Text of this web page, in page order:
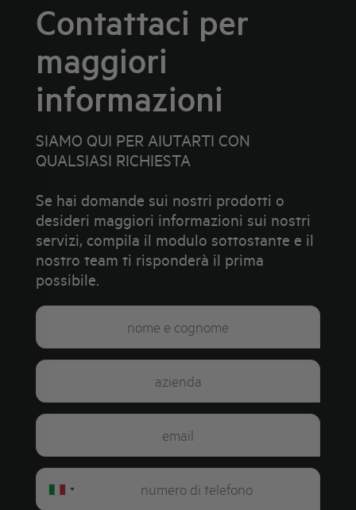
Contattaci per
maggiori
informazioni
SIAMO QUI PER AIUTARTI CON
QUALSIASI RICHIESTA
Se hai domande sui nostri prodotti o
desideri maggiori informazioni sui nostri
servizi, compila il modulo sottostante e il
nostro team ti risponderà il prima
possibile.
Italy